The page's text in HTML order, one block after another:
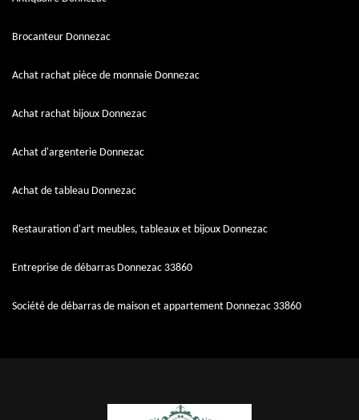
Brocanteur Donnezac
Achat rachat pièce de monnaie Donnezac
Achat rachat bijoux Donnezac
Achat d'argenterie Donnezac
Achat de tableau Donnezac
Restauration d'art meubles, tableaux et bijoux Donnezac
Entreprise de débarras Donnezac 33860
Société de débarras de maison et appartement Donnezac 33860